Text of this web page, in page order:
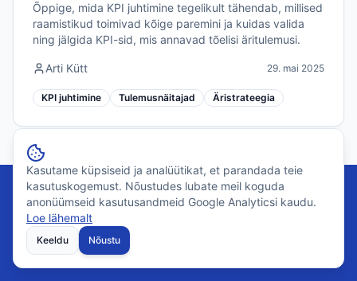
Kasutame küpsiseid ja analüütikat, et parandada teie
kasutuskogemust. Nõustudes lubate meil koguda
anonüümseid kasutusandmeid Google Analyticsi kaudu.
Loe lähemalt
Keeldu Nõustu
Õppige, mida KPI juhtimine tegelikult tähendab, millised
raamistikud toimivad kõige paremini ja kuidas valida
ning jälgida KPI-sid, mis annavad tõelisi äritulemusi.
Arti Kütt 29. mai 2025
KPI juhtimine Tulemusnäitajad Äristrateegia
Valmis oma KPI juhtimist
muutma?